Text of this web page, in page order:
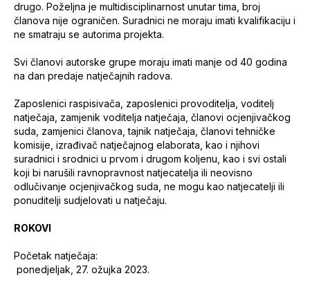
drugo. Poželjna je multidisciplinarnost unutar tima, broj
članova nije ograničen. Suradnici ne moraju imati kvalifikaciju i
ne smatraju se autorima projekta.
Svi članovi autorske grupe moraju imati manje od 40 godina
na dan predaje natječajnih radova.
Zaposlenici raspisivača, zaposlenici provoditelja, voditelj
natječaja, zamjenik voditelja natječaja, članovi ocjenjivačkog
suda, zamjenici članova, tajnik natječaja, članovi tehničke
komisije, izrađivač natječajnog elaborata, kao i njihovi
suradnici i srodnici u prvom i drugom koljenu, kao i svi ostali
koji bi narušili ravnopravnost natjecatelja ili neovisno
odlučivanje ocjenjivačkog suda, ne mogu kao natjecatelji ili
ponuditelji sudjelovati u natječaju.
ROKOVI
Početak natječaja:
ponedjeljak, 27. ožujka 2023.